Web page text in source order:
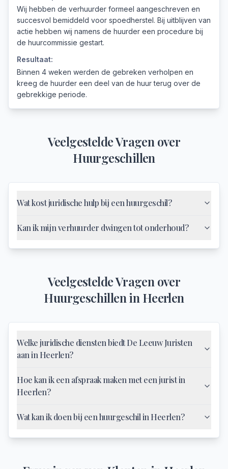
Wij hebben de verhuurder formeel aangeschreven en
succesvol bemiddeld voor spoedherstel. Bij uitblijven van
actie hebben wij namens de huurder een procedure bij
de huurcommissie gestart.
Resultaat:
Binnen 4 weken werden de gebreken verholpen en
kreeg de huurder een deel van de huur terug over de
gebrekkige periode.
Veelgestelde Vragen over
Huurgeschillen
Wat kost juridische hulp bij een huurgeschil?
Kan ik mijn verhuurder dwingen tot onderhoud?
Veelgestelde Vragen over
Huurgeschillenin Heerlen
Welke juridische diensten biedt De Leeuw Juristen
aan in Heerlen?
Hoe kan ik een afspraak maken met een jurist in
Heerlen?
Wat kan ik doen bij een huurgeschil in Heerlen?